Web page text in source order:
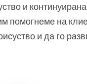
и континуирана
помогнеме на
и да го